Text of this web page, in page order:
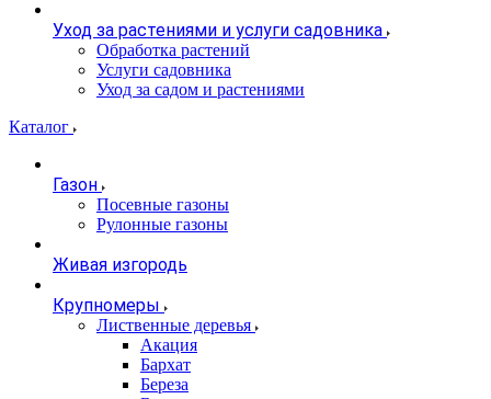
Уход за растениями и услуги садовника
Обработка растений
Услуги садовника
Уход за садом и растениями
Каталог
Газон
Посевные газоны
Рулонные газоны
Живая изгородь
Крупномеры
Лиственные деревья
Акация
Бархат
Береза